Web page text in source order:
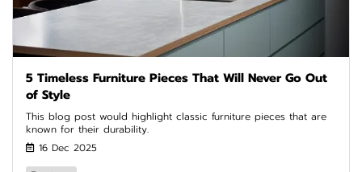
5 Timeless Furniture Pieces That Will Never Go Out
of Style
This blog post would highlight classic furniture pieces that are
known for their durability.
16 Dec 2025